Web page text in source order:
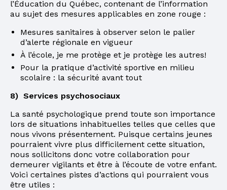
l’Éducation du Québec, contenant de l’information
au sujet des mesures applicables en zone rouge :
Mesures sanitaires à observer selon le palier
d’alerte régionale en vigueur
À l’école, je me protège et je protège les autres!
Pour la pratique d’activité sportive en milieu
scolaire : la sécurité avant tout
8) Services psychosociaux
La santé psychologique prend toute son importance
lors de situations inhabituelles telles que celles que
nous vivons présentement. Puisque certains jeunes
pourraient vivre plus difficilement cette situation,
nous sollicitons donc votre collaboration pour
demeurer vigilants et être à l’écoute de votre enfant.
Voici certaines pistes d’actions qui pourraient vous
être utiles :